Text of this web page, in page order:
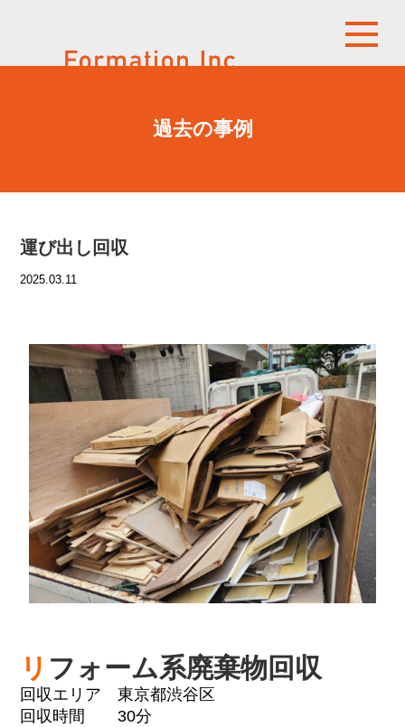
過去の事例
運び出し回収
2025.03.11
リ フォーム系廃棄物回収
回収エリア 東京都渋谷区
回収時間 30分